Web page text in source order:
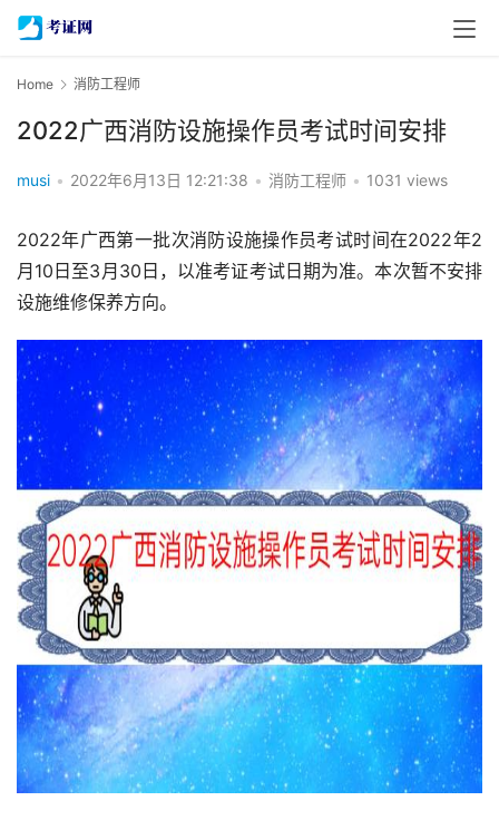
Home 消防工程师
2022广西消防设施操作员考试时间安排
musi • 2022年6月13日 12:21:38 • 消防工程师 • 1031 views
2022年广西第一批次消防设施操作员考试时间在2022年2
月10日至3月30日，以准考证考试日期为准。本次暂不安排
设施维修保养方向。